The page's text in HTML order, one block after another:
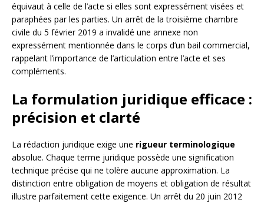
équivaut à celle de l’acte si elles sont expressément visées et
paraphées par les parties. Un arrêt de la troisième chambre
civile du 5 février 2019 a invalidé une annexe non
expressément mentionnée dans le corps d’un bail commercial,
rappelant l’importance de l’articulation entre l’acte et ses
compléments.
La formulation juridique efficace :
précision et clarté
La rédaction juridique exige une rigueur terminologique
absolue. Chaque terme juridique possède une signification
technique précise qui ne tolère aucune approximation. La
distinction entre obligation de moyens et obligation de résultat
illustre parfaitement cette exigence. Un arrêt du 20 juin 2012